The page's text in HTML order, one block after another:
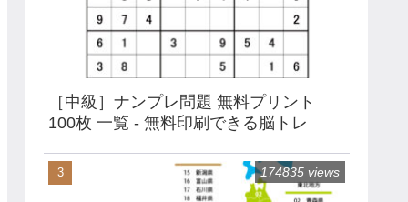
［中級］ナンプレ問題 無料プリント
100枚 一覧 - 無料印刷できる脳トレ
174835 views